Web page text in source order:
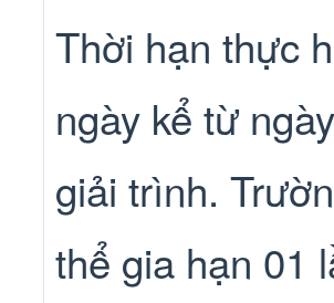
Thời hạn thực
ngày kể từ
giải trình.
thể gia hạn 01